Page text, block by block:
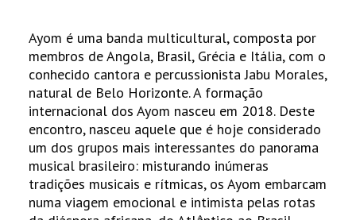
Ayom é uma banda multicultural, composta por
membros de Angola, Brasil, Grécia e Itália, com o
conhecido cantora e percussionista Jabu Morales,
natural de Belo Horizonte. A formação
internacional dos Ayom nasceu em 2018. Deste
encontro, nasceu aquele que é hoje considerado
um dos grupos mais interessantes do panorama
musical brasileiro: misturando inúmeras
tradições musicais e rítmicas, os Ayom embarcam
numa viagem emocional e intimista pelas rotas